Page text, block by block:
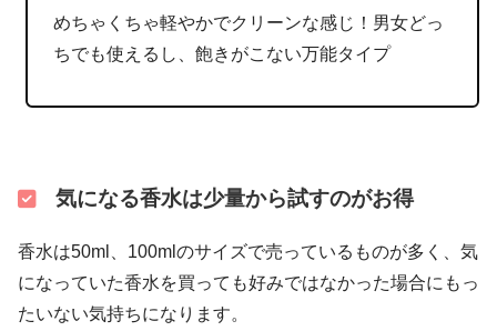
めちゃくちゃ軽やかでクリーンな感じ！男女どっ
ちでも使えるし、飽きがこない万能タイプ
気になる香水は少量から試すのがお得
香水は50ml、100mlのサイズで売っているものが多く、気
になっていた香水を買っても好みではなかった場合にもっ
たいない気持ちになります。